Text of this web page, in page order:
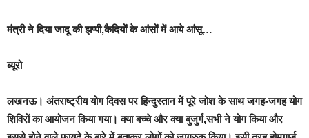
मंत्री ने दिया जादू की झप्पी,कैदियों के आंसों में आये आंसू…
ब्यूरो
लखनऊ। अंतराष्ट्रीययोग दिवस पर हिन्दुस्तान मेें पूरे जोश के साथ जगह-जगह योग
शिविरों का आयोजन किया गया। क्या बच्चे और क्या बुजुर्ग,सभी ने योग किया और